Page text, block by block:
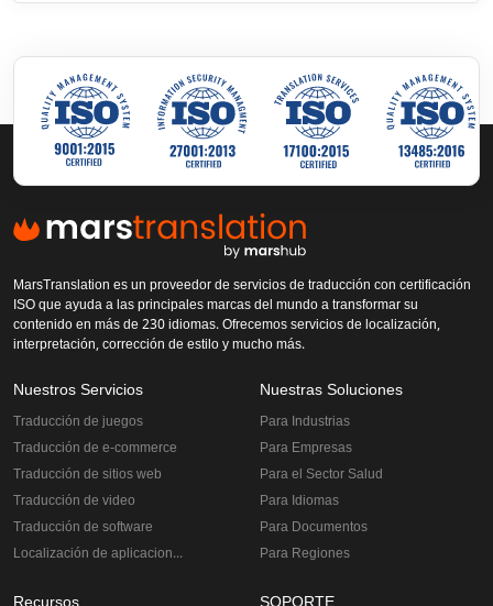
MarsTranslation es un proveedor de servicios de traducción con certificación
ISO que ayuda a las principales marcas del mundo a transformar su
contenido en más de 230 idiomas. Ofrecemos servicios de localización,
interpretación, corrección de estilo y mucho más.
Nuestros Servicios
Traducción de juegos
Traducción de e-commerce
Traducción de sitios web
Traducción de video
Traducción de software
Localización de aplicaciones
Nuestras Soluciones
Para Industrias
Para Empresas
Para el Sector Salud
Para Idiomas
Para Documentos
Para Regiones
Recursos SOPORTE